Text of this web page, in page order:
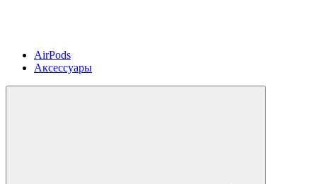
AirPods
Аксессуары